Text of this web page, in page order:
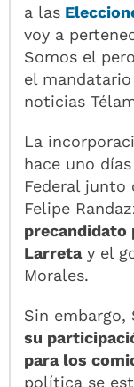
a las
voy a
Somos el
el
noticias
La
hace uno
Federal junto
Felipe
precandidato
Larretay el
Morales.
Sin
su
para los
política se